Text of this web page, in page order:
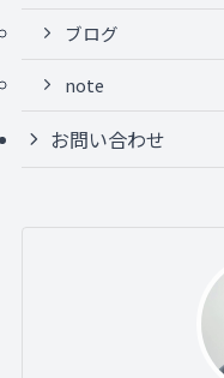
ブログ
note
お問い合わせ